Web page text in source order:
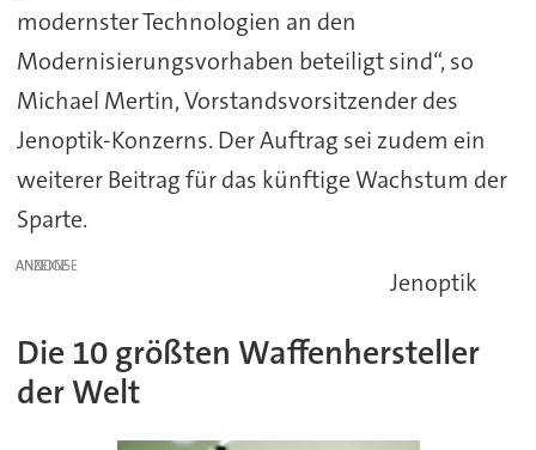
modernster Technologien an den
Modernisierungsvorhaben beteiligt sind“, so
Michael Mertin, Vorstandsvorsitzender des
Jenoptik-Konzerns. Der Auftrag sei zudem ein
weiterer Beitrag für das künftige Wachstum der
Sparte.
ANZEIGE
Jenoptik
Die 10 größten Waffenhersteller
der Welt